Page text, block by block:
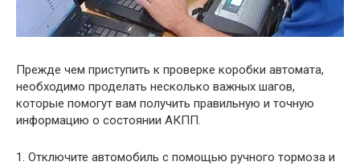
Прежде чем приступить к проверке коробки автомата,
необходимо проделать несколько важных шагов,
которые помогут вам получить правильную и точную
информацию о состоянии АКПП.
1. Отключите автомобиль с помощью ручного тормоза и